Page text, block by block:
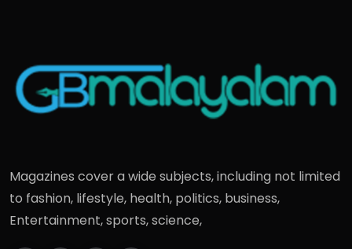
Magazines cover a wide subjects, including not limited
to fashion, lifestyle, health, politics, business,
Entertainment, sports, science,